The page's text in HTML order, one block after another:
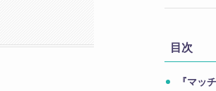
目次
『マッ